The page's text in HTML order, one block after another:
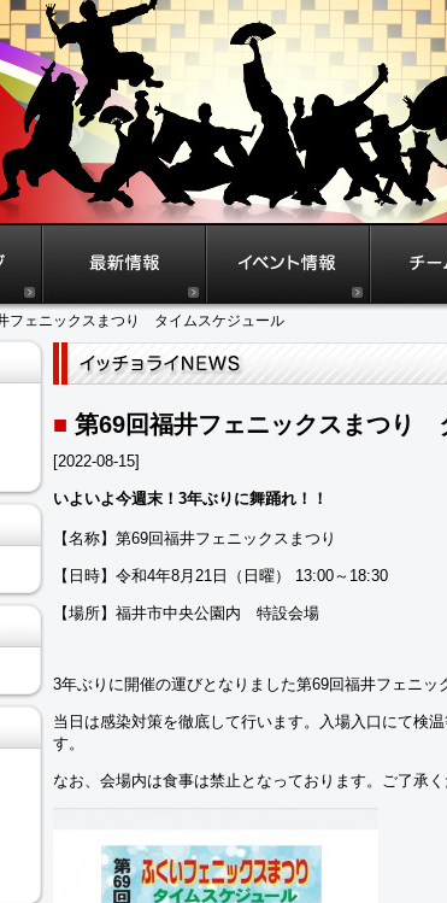
フェニックスまつり タイムスケジュール
■ 第69回福井フェニックスまつり
[2022-08-15]
いよいよ今週末！3年ぶりに舞踊れ！！
【名称】第69回福井フェニックスまつり
【日時】令和4年8月21日（日曜） 13:00～18:30
【場所】福井市中央公園内 特設会場
3年ぶりに開催の運びとなりました第69回福井フェニッ
当日は感染対策を徹底して行います。入場入口にて検
す。
なお、会場内は食事は禁止となっております。ご了承